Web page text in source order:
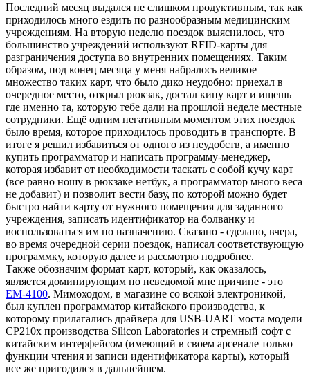
Последний месяц выдался не слишком продуктивным, так как
приходилось много ездить по разнообразным медицинским
учреждениям. На вторую неделю поездок выяснилось, что
большинство учреждений используют RFID-карты для
разграничения доступа во внутренних помещениях. Таким
образом, под конец месяца у меня набралось великое
множество таких карт, что было дико неудобно: приехал в
очередное место, открыл рюкзак, достал кипу карт и ищешь
где именно та, которую тебе дали на прошлой неделе местные
сотрудники. Ещё одним негативным моментом этих поездок
было время, которое приходилось проводить в транспорте. В
итоге я решил избавиться от одного из неудобств, а именно
купить программатор и написать программу-менеджер,
которая избавит от необходимости таскать с собой кучу карт
(все равно ношу в рюкзаке нетбук, а программатор много веса
не добавит) и позволит вести базу, по которой можно будет
быстро найти карту от нужного помещения для заданного
учреждения, записать идентификатор на болванку и
воспользоваться им по назначению. Сказано - сделано, вчера,
во время очередной серии поездок, написал соответствующую
программку, которую далее и рассмотрю подробнее.
Также обозначим формат карт, который, как оказалось,
является доминирующим по неведомой мне причине - это
EM-4100. Мимоходом, в магазине со всякой электроникой,
был куплен программатор китайского производства, к
которому прилагались драйвера для USB-UART моста модели
CP210x производства Silicon Laboratories и стремный софт с
китайским интерфейсом (имеющий в своем арсенале только
функции чтения и записи идентификатора карты), который
все же пригодился в дальнейшем.